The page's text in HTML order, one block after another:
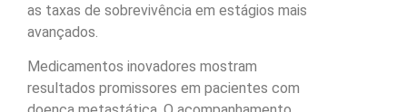
as taxas de sobrevivência em estágios mais
avançados.
Medicamentos inovadores mostram
resultados promissores em pacientes com